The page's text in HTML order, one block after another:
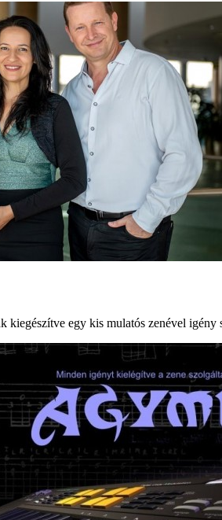
kiegészítve egy kis mulatós zenével igény